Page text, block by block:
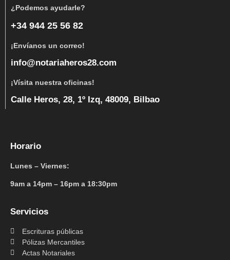
¿Podemos ayudarle?
+34 944 25 56 82
¡Envíanos un correo!
info@notariaheros28.com
¡Vísita nuestra oficinas!
Calle Heros, 28, 1º Izq, 48009, Bilbao
Horario
Lunes – Viernes:
9am a 14pm – 16pm a 18:30pm
Servicios
Escrituras públicas
Pólizas Mercantiles
Actas Notariales